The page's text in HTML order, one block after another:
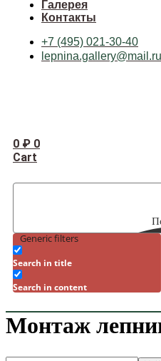
Галерея
Контакты
+7 (495) 021-30-40
lepnina.gallery@mail.ru
0 ₽ 0
Cart
Generic filters
Search in title
Search in content
Монтаж